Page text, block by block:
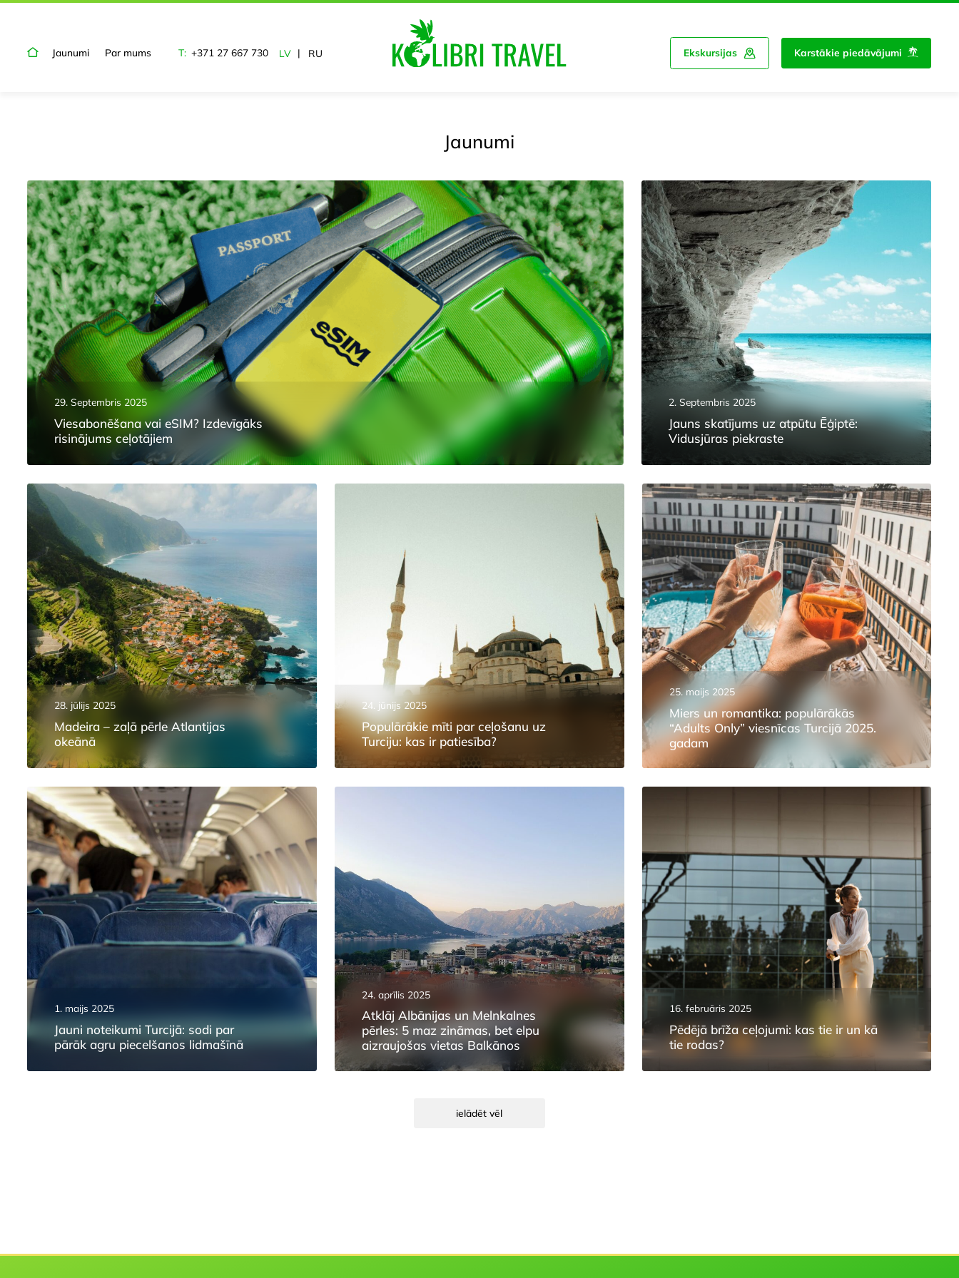
Jaunumi Par mums T: +371 27 667 730 LV RU Ekskursijas Karstākie piedāvājumi
Jaunumi
29. Septembris 2025
Viesabonēšana vai eSIM? Izdevīgāks
risinājums ceļotājiem
2. Septembris 2025
Jauns skatījums uz atpūtu Ēģiptē:
Vidusjūras piekraste
28. jūlijs 2025
Madeira – zaļā pērle Atlantijas
okeānā
24. jūnijs 2025
Populārākie mīti par ceļošanu uz
Turciju: kas ir patiesība?
25. maijs 2025
Miers un romantika: populārākās
“Adults Only” viesnīcas Turcijā 2025.
gadam
1. maijs 2025
Jauni noteikumi Turcijā: sodi par
pārāk agru piecelšanos lidmašīnā
24. aprīlis 2025
Atklāj Albānijas un Melnkalnes
pērles: 5 maz zināmas, bet elpu
aizraujošas vietas Balkānos
16. februāris 2025
Pēdējā brīža ceļojumi: kas tie ir un kā
tie rodas?
ielādēt vēl